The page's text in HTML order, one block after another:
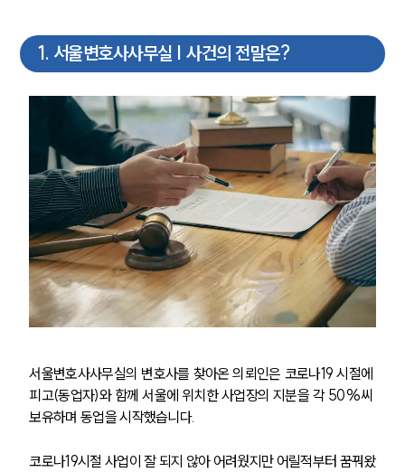
1 . 서울변호사사무실 | 사건의 전말은?
서울변호사사무실의 변호사를 찾아온 의뢰인은 코로나19 시절에
피고(동업자)와 함께 서울에 위치한 사업장의 지분을 각 50%씨
보유하며 동업을 시작했습니다.
코로나19시절 사업이 잘 되지 않아 어려웠지만 어릴적부터 꿈꿔왔